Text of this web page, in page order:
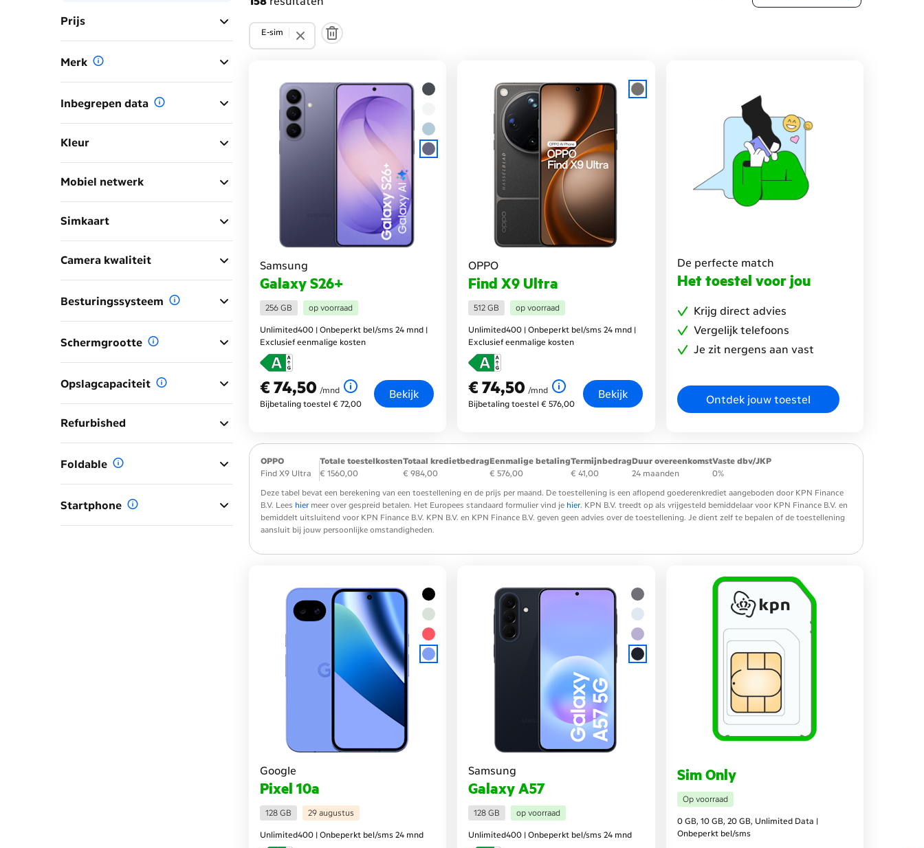
Prijs
Merk
Inbegrepen data
Kleur
Mobiel netwerk
Simkaart
Camera kwaliteit
Besturingssysteem
Schermgrootte
Opslagcapaciteit
Refurbished
Foldable
Startphone
E-sim
Samsung
Galaxy S26+
256 GB op voorraad
Unlimited400 | Onbeperkt bel/sms 24 mnd |
Exclusief eenmalige kosten
€ 74,50
€ 74,50
per maand /mnd
Bijbetaling toestel € 72,00
Bekijk
OPPO
Find X9 Ultra
512 GB op voorraad
Unlimited400 | Onbeperkt bel/sms 24 mnd |
Exclusief eenmalige kosten
€ 74,50
€ 74,50
per maand /mnd
Bijbetaling toestel € 576,00
Bekijk
De perfecte match
Het toestel voor jou
Krijg direct advies
Vergelijk telefoons
Je zit nergens aan vast
Ontdek jouw toestel
OPPO
Find X9 Ultra
Totale toestelkosten
€ 1560,00
Totaal kredietbedrag
€ 984,00
Eenmalige betaling
€ 576,00
Termijnbedrag
€ 41,00
Duur overeenkomst
24 maanden
Vaste dbv/JKP
0%
Deze tabel bevat een berekening van een toestellening en de prijs per maand. De toestellening is een aflopend goederenkrediet aangeboden door KPN Finance
B.V. Lees hier meer over gespreid betalen. Het Europees standaard formulier vind je hier. KPN B.V. treedt op als vrijgesteld bemiddelaar voor KPN Finance B.V. en
bemiddelt uitsluitend voor KPN Finance B.V. KPN B.V. en KPN Finance B.V. geven geen advies over de toestellening. Je dient zelf te bepalen of de toestellening
aansluit bij jouw persoonlijke omstandigheden.
Google
Pixel 10a
128 GB 29 augustus
Unlimited400 | Onbeperkt bel/sms 24 mnd
Samsung
Galaxy A57
128 GB op voorraad
Unlimited400 | Onbeperkt bel/sms 24 mnd
Sim Only
Op voorraad
0 GB, 10 GB, 20 GB, Unlimited Data |
Onbeperkt bel/sms